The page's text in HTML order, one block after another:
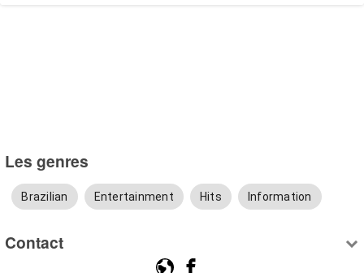
Les genres
Brazilian Entertainment Hits Information
Contact